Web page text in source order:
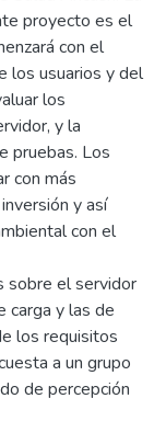
proyecto es el
con el
los usuarios y del
los
y la
pruebas. Los
con más
y así
con el
sobre el servidor
carga y las de
los requisitos
a un grupo
de percepción